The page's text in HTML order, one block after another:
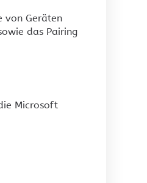
von Geräten
das Pairing
Microsoft